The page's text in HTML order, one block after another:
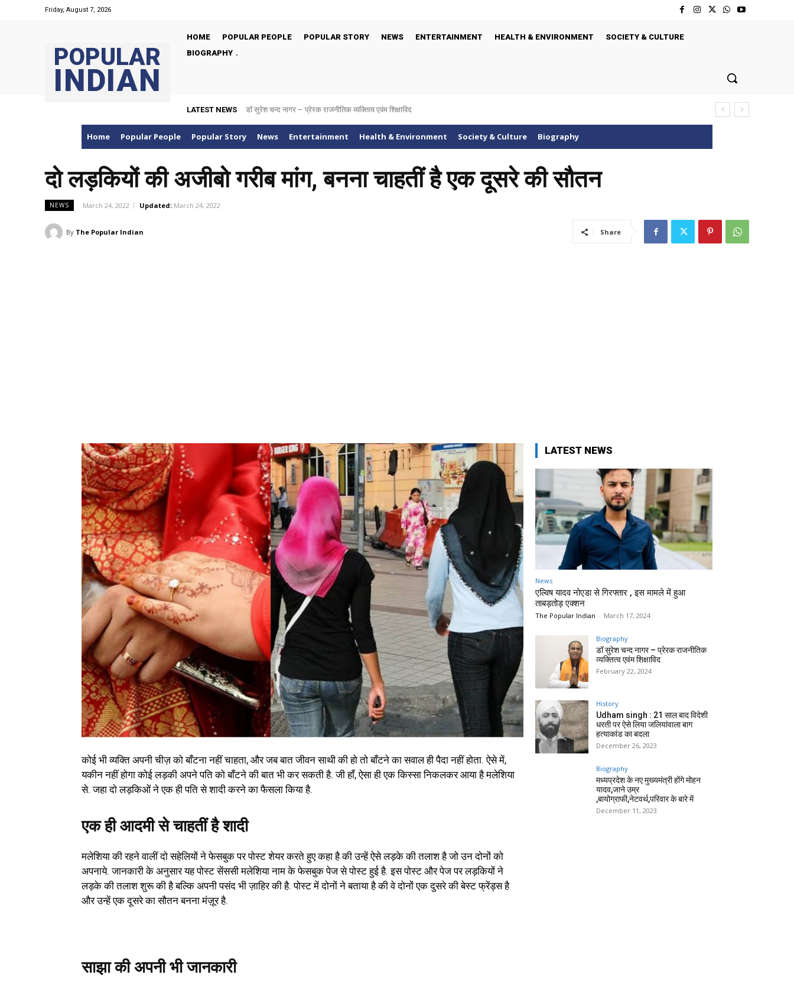
Friday, August 7, 2026
POPULAR
INDIAN
HOME POPULAR PEOPLE POPULAR STORY NEWS ENTERTAINMENT HEALTH & ENVIRONMENT
SOCIETY & CULTURE
BIOGRAPHY
LATEST NEWS डॉ सुरेश चन्द नागर – प्रेरक राजनीतिक व्यक्तित्व एवंम शिक्षाविद
Home Popular People Popular Story News Entertainment Health & Environment Society & Culture Biography
दो लड़कियों की अजीबो गरीब मांग, बनना चाहतीं है एक दूसरे की सौतन
NEWS March 24, 2022 Updated: March 24, 2022
By The Popular Indian Share
कोई भी व्यक्ति अपनी चीज़ को बाँटना नहीं चाहता, और जब बात जीवन साथी की हो तो बाँटने का सवाल ही पैदा नहीं होता. ऐसे में,
यकीन नहीं होगा कोई लड़की अपने पति को बाँटने की बात भी कर सकती है. जी हाँ, ऐसा ही एक किस्सा निकलकर आया है मलेशिया
से. जहा दो लड़किओं ने एक ही पति से शादी करने का फैसला किया है.
एक ही आदमी से चाहतीं है शादी
मलेशिया की रहने वालीं दो सहेलियों ने फेसबुक पर पोस्ट शेयर करते हुए कहा है की उन्हें ऐसे लड़के की तलाश है जो उन दोनों को
अपनाये. जानकारी के अनुसार यह पोस्ट सेंससी मलेशिया नाम के फेसबुक पेज से पोस्ट हुई है. इस पोस्ट और पेज पर लड़कियों ने
लड़के की तलाश शुरू की है बल्कि अपनी पसंद भी ज़ाहिर की है. पोस्ट में दोनों ने बताया है की वे दोनों एक दुसरे की बेस्ट फ्रेंड्स है
और उन्हें एक दूसरे का सौतन बनना मंज़ूर है.
साझा की अपनी भी जानकारी
LATEST NEWS
News
एल्विष यादव नोएडा से गिरफ्तार , इस मामले में हुआ
ताबड़तोड़ एक्शन
The Popular Indian - March 17, 2024
Biography
डॉ सुरेश चन्द नागर – प्रेरक राजनीतिक
व्यक्तित्व एवंम शिक्षाविद
February 22, 2024
History
Udham singh : 21 साल बाद विदेशी
धरती पर ऐसे लिया जलियांवाला बाग
हत्याकांड का बदला
December 26, 2023
Biography
मध्यप्रदेश के नए मुख्यमंत्री होंगे मोहन
यादव,जाने उम्र
,बायोग्राफी,नेटवर्थ,परिवार के बारे में
December 11, 2023